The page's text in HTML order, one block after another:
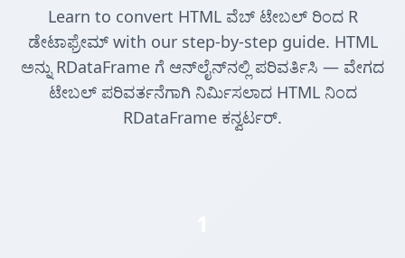
Learn to convert HTML ವೆಬ್ ಟೇಬಲ್ ರಿಂದ R
ಡೇಟಾಫ್ರೇಮ್ with our step-by-step guide. HTML
ಅನ್ನು RDataFrame ಗೆ ಆನ್‌ಲೈನ್‌ನಲ್ಲಿ ಪರಿವರ್ತಿಸಿ — ವೇಗದ
ಟೇಬಲ್ ಪರಿವರ್ತನೆಗಾಗಿ ನಿರ್ಮಿಸಲಾದ HTML ನಿಂದ
RDataFrame ಕನ್ವರ್ಟರ್.